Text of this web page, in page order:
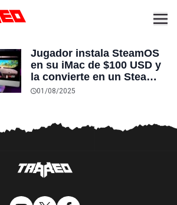
Jugador instala SteamOS
en su iMac de $100 USD y
la convierte en un Steam
Deck que corre juegos de
01/08/2025